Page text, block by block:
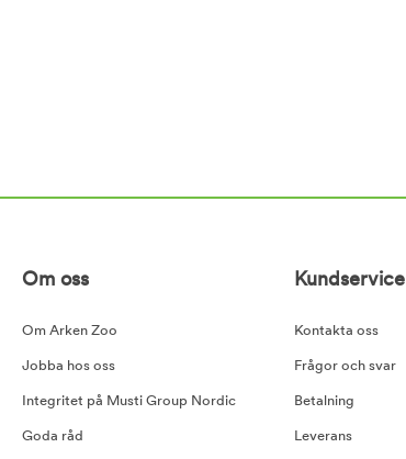
Om oss
Om Arken Zoo
Jobba hos oss
Integritet på Musti Group Nordic
Goda råd
Kundservice
Kontakta oss
Frågor och svar
Betalning
Leverans